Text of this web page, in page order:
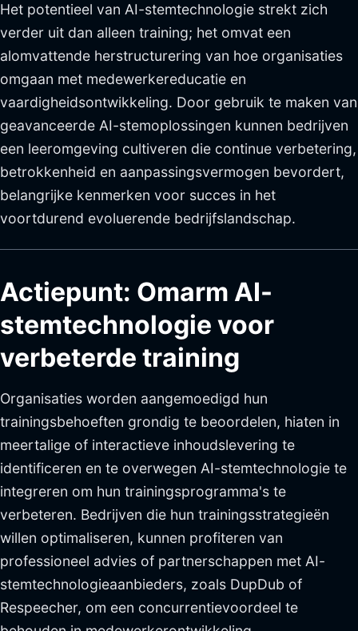
Het potentieel van AI-stemtechnologie strekt zich
verder uit dan alleen training; het omvat een
alomvattende herstructurering van hoe organisaties
omgaan met medewerkereducatie en
vaardigheidsontwikkeling. Door gebruik te maken van
geavanceerde AI-stemoplossingen kunnen bedrijven
een leeromgeving cultiveren die continue verbetering,
betrokkenheid en aanpassingsvermogen bevordert,
belangrijke kenmerken voor succes in het
voortdurend evoluerende bedrijfslandschap.
Actiepunt: Omarm AI-
stemtechnologie voor
verbeterde training
Organisaties worden aangemoedigd hun
trainingsbehoeften grondig te beoordelen, hiaten in
meertalige of interactieve inhoudslevering te
identificeren en te overwegen AI-stemtechnologie te
integreren om hun trainingsprogramma's te
verbeteren. Bedrijven die hun trainingsstrategieën
willen optimaliseren, kunnen profiteren van
professioneel advies of partnerschappen met AI-
stemtechnologieaanbieders, zoals DupDub of
Respeecher, om een concurrentievoordeel te